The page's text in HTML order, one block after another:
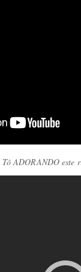
Tô ADORANDO